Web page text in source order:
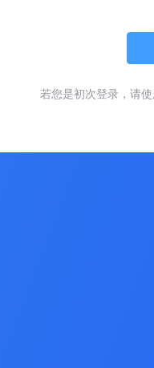
若您是初次登录，请